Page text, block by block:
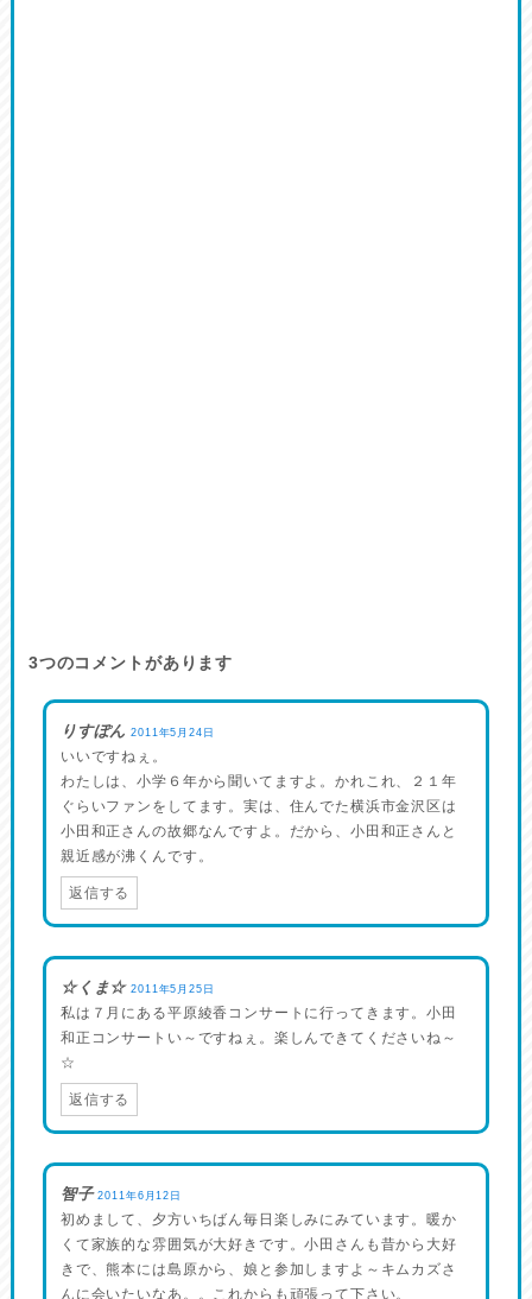
3つのコメントがあります
りすぽん 2011年5月24日
いいですねぇ。
わたしは、小学６年から聞いてますよ。かれこれ、２１年
ぐらいファンをしてます。実は、住んでた横浜市金沢区は
小田和正さんの故郷なんですよ。だから、小田和正さんと
親近感が沸くんです。
返信する
☆くま☆ 2011年5月25日
私は７月にある平原綾香コンサートに行ってきます。小田
和正コンサートい～ですねぇ。楽しんできてくださいね～
☆
返信する
智子 2011年6月12日
初めまして、夕方いちばん毎日楽しみにみています。暖か
くて家族的な雰囲気が大好きです。小田さんも昔から大好
きで、熊本には島原から、娘と参加しますよ～キムカズさ
んに会いたいなあ。。これからも頑張って下さい。